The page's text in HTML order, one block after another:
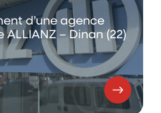
d’une agence
ALLIANZ – Dinan (22)